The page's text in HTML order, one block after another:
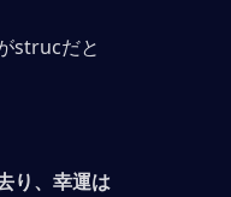
strucだと
り、幸運は